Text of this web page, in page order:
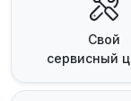
Свой
сервисный